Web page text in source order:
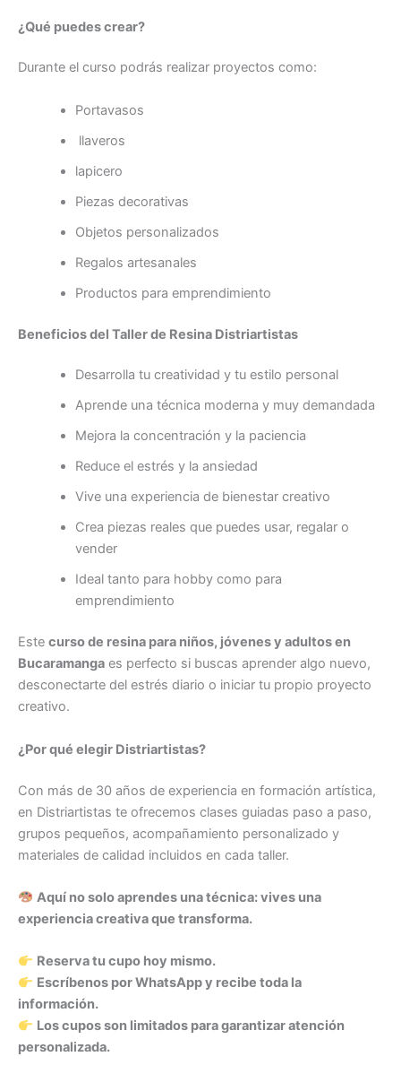
¿Qué puedes crear?
Durante el curso podrás realizar proyectos como:
Portavasos
llaveros
lapicero
Piezas decorativas
Objetos personalizados
Regalos artesanales
Productos para emprendimiento
Beneficios del Taller de Resina Distriartistas
Desarrolla tu creatividad y tu estilo personal
Aprende una técnica moderna y muy demandada
Mejora la concentración y la paciencia
Reduce el estrés y la ansiedad
Vive una experiencia de bienestar creativo
Crea piezas reales que puedes usar, regalar o
vender
Ideal tanto para hobby como para
emprendimiento
Este curso de resina para niños, jóvenes y adultos en
Bucaramanga es perfecto si buscas aprender algo nuevo,
desconectarte del estrés diario o iniciar tu propio proyecto
creativo.
¿Por qué elegir Distriartistas?
Con más de 30 años de experiencia en formación artística,
en Distriartistas te ofrecemos clases guiadas paso a paso,
grupos pequeños, acompañamiento personalizado y
materiales de calidad incluidos en cada taller.
Aquí no solo aprendes una técnica: vives una
experiencia creativa que transforma.
Reserva tu cupo hoy mismo.
Escríbenos por WhatsApp y recibe toda la
información.
Los cupos son limitados para garantizar atención
personalizada.